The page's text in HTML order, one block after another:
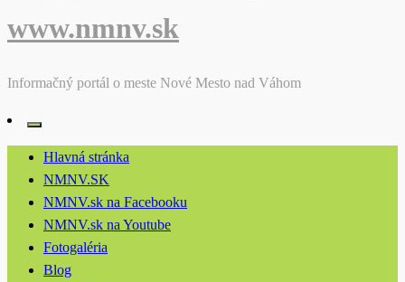
www.nmnv.sk
Informačný portál o meste Nové Mesto nad Váhom
Hlavná stránka
NMNV.SK
NMNV.sk na Facebooku
NMNV.sk na Youtube
Fotogaléria
Blog